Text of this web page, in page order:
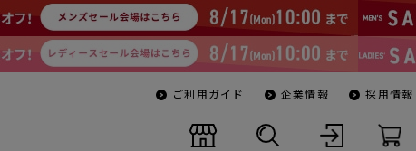
ご利用ガイド 企業情報 採用情報